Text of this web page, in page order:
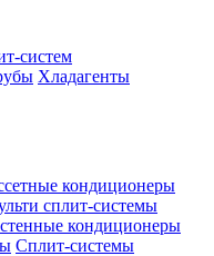
систем
Хладагенты
кондиционеры
сплит-системы
кондиционеры
Сплит-системы